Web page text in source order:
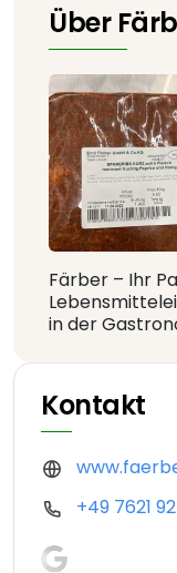
Über
Färber – Ihr
in der
Kontakt
+49 7621